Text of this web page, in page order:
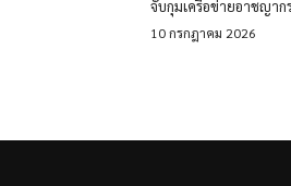
จับกุมเครือข่ายอาชญาก
10 กรกฎาคม 2026